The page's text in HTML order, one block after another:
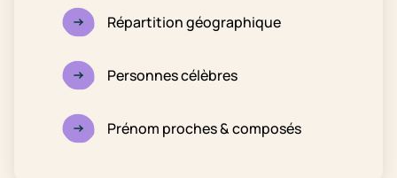
Répartition géographique
Personnes célèbres
Prénom proches & composés